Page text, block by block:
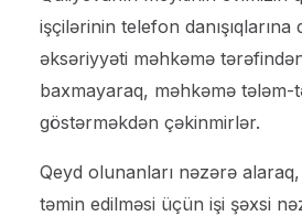
işçilərinin telefon
əksəriyyəti məhkəmə
baxmayaraq, məhkəmə tələm-
göstərməkdən çəkinmirlər.
Qeyd olunanları nəzərə alaraq,
təmin edilməsi üçün işi şəxsi